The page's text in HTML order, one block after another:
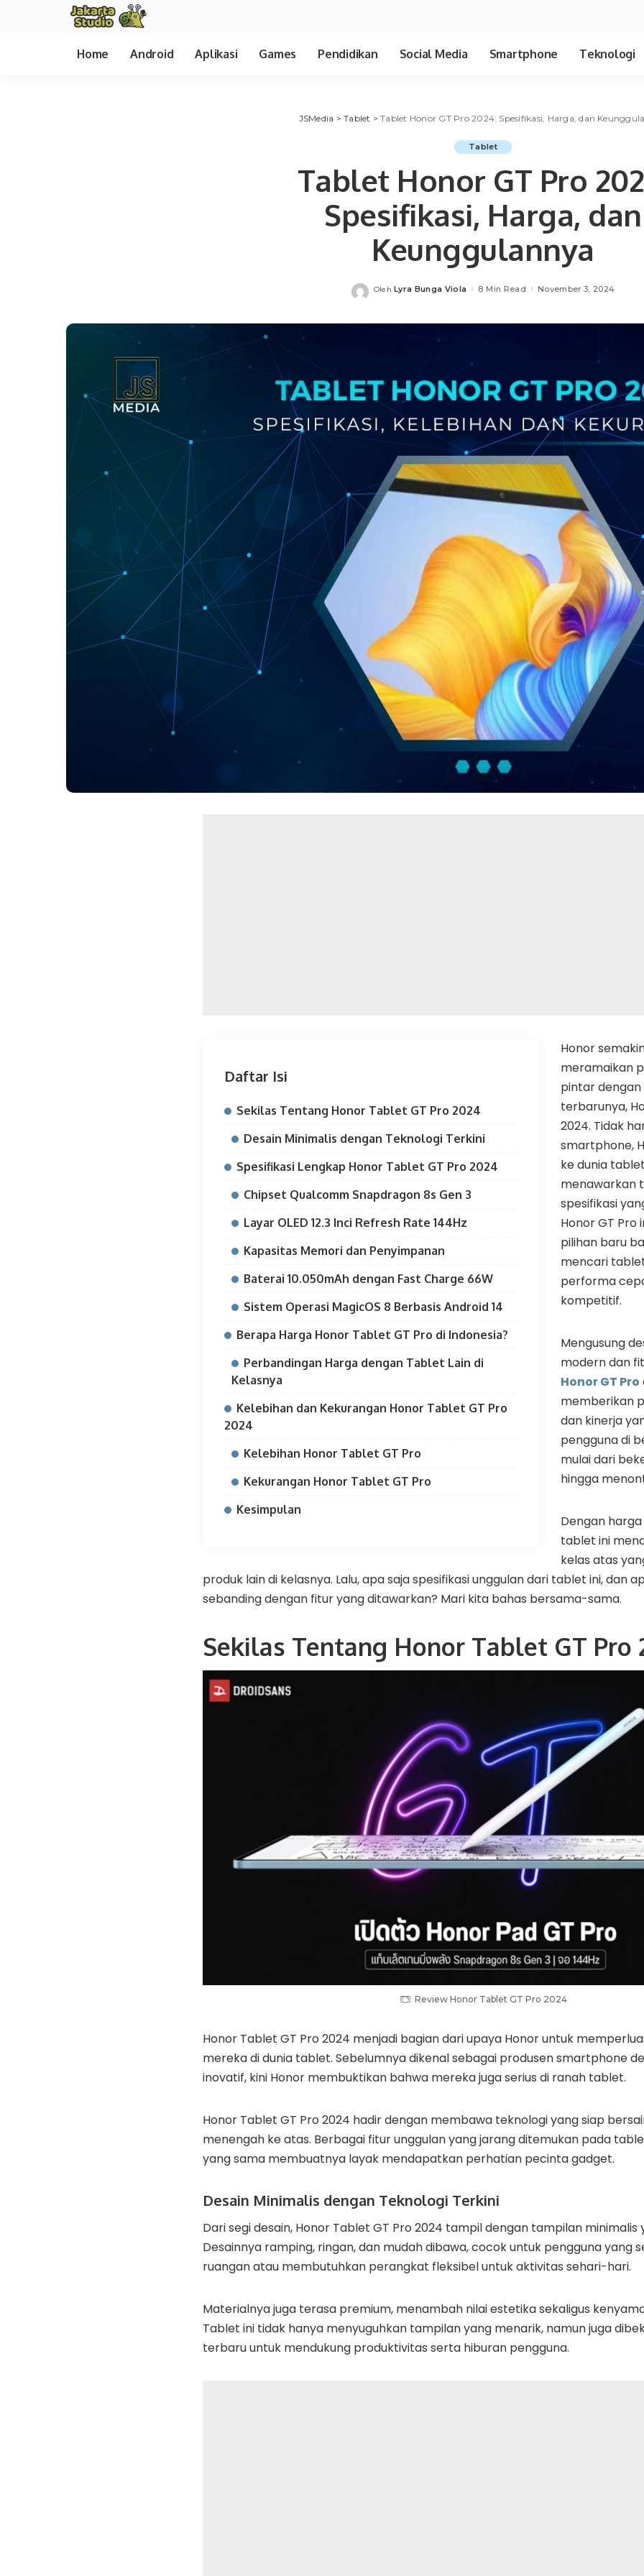
Home Android Aplikasi Games Pendidikan Social Media Smartphone Teknologi
JSMedia >Tablet >Tablet Honor GT Pro 2024: Spesifikasi, Harga, dan
Tablet
Tablet Honor GT Pro
Spesifikasi, Harga, dan
Keunggulannya
Posted
Oleh Lyra Bunga Viola 8 Min Read November 3, 2024
Daftar Isi
Sekilas Tentang Honor Tablet GT Pro 2024
Desain Minimalis dengan Teknologi Terkini
Spesifikasi Lengkap Honor Tablet GT Pro 2024
Chipset Qualcomm Snapdragon 8s Gen 3
Layar OLED 12.3 Inci Refresh Rate 144Hz
Kapasitas Memori dan Penyimpanan
Baterai 10.050mAh dengan Fast Charge 66W
Sistem Operasi MagicOS 8 Berbasis Android 14
Berapa Harga Honor Tablet GT Pro di Indonesia?
Perbandingan Harga dengan Tablet Lain di
Kelasnya
Kelebihan dan Kekurangan Honor Tablet GT Pro
2024
Kelebihan Honor Tablet GT Pro
Kekurangan Honor Tablet GT Pro
Kesimpulan
Honor
meramaikan
pintar
terbarunya,
2024. Tidak
smartphone,
ke dunia
menawarkan
spesifikasi
Honor GT Pro
pilihan baru
mencari
performa
kompetitif.
Mengusung
modern dan
Honor GT Pro
memberikan
dan kinerja
pengguna di
mulai dari
hingga
Dengan
tablet ini
kelas atas
produk lain di kelasnya. Lalu, apa saja spesifikasi unggulan dari tablet ini, dan
sebanding dengan fitur yang ditawarkan? Mari kita bahas bersama-sama.
Sekilas Tentang Honor Tablet GT Pro
Review Honor Tablet GT Pro 2024
Honor Tablet GT Pro 2024 menjadi bagian dari upaya Honor untuk
mereka di dunia tablet. Sebelumnya dikenal sebagai produsen smartphone
inovatif, kini Honor membuktikan bahwa mereka juga serius di ranah tablet.
Honor Tablet GT Pro 2024 hadir dengan membawa teknologi yang siap
menengah ke atas. Berbagai fitur unggulan yang jarang ditemukan pada
yang sama membuatnya layak mendapatkan perhatian pecinta gadget.
Desain Minimalis dengan Teknologi Terkini
Dari segi desain, Honor Tablet GT Pro 2024 tampil dengan tampilan minimalis
Desainnya ramping, ringan, dan mudah dibawa, cocok untuk pengguna yang
ruangan atau membutuhkan perangkat fleksibel untuk aktivitas sehari-hari.
Materialnya juga terasa premium, menambah nilai estetika sekaligus
Tablet ini tidak hanya menyuguhkan tampilan yang menarik, namun juga
terbaru untuk mendukung produktivitas serta hiburan pengguna.